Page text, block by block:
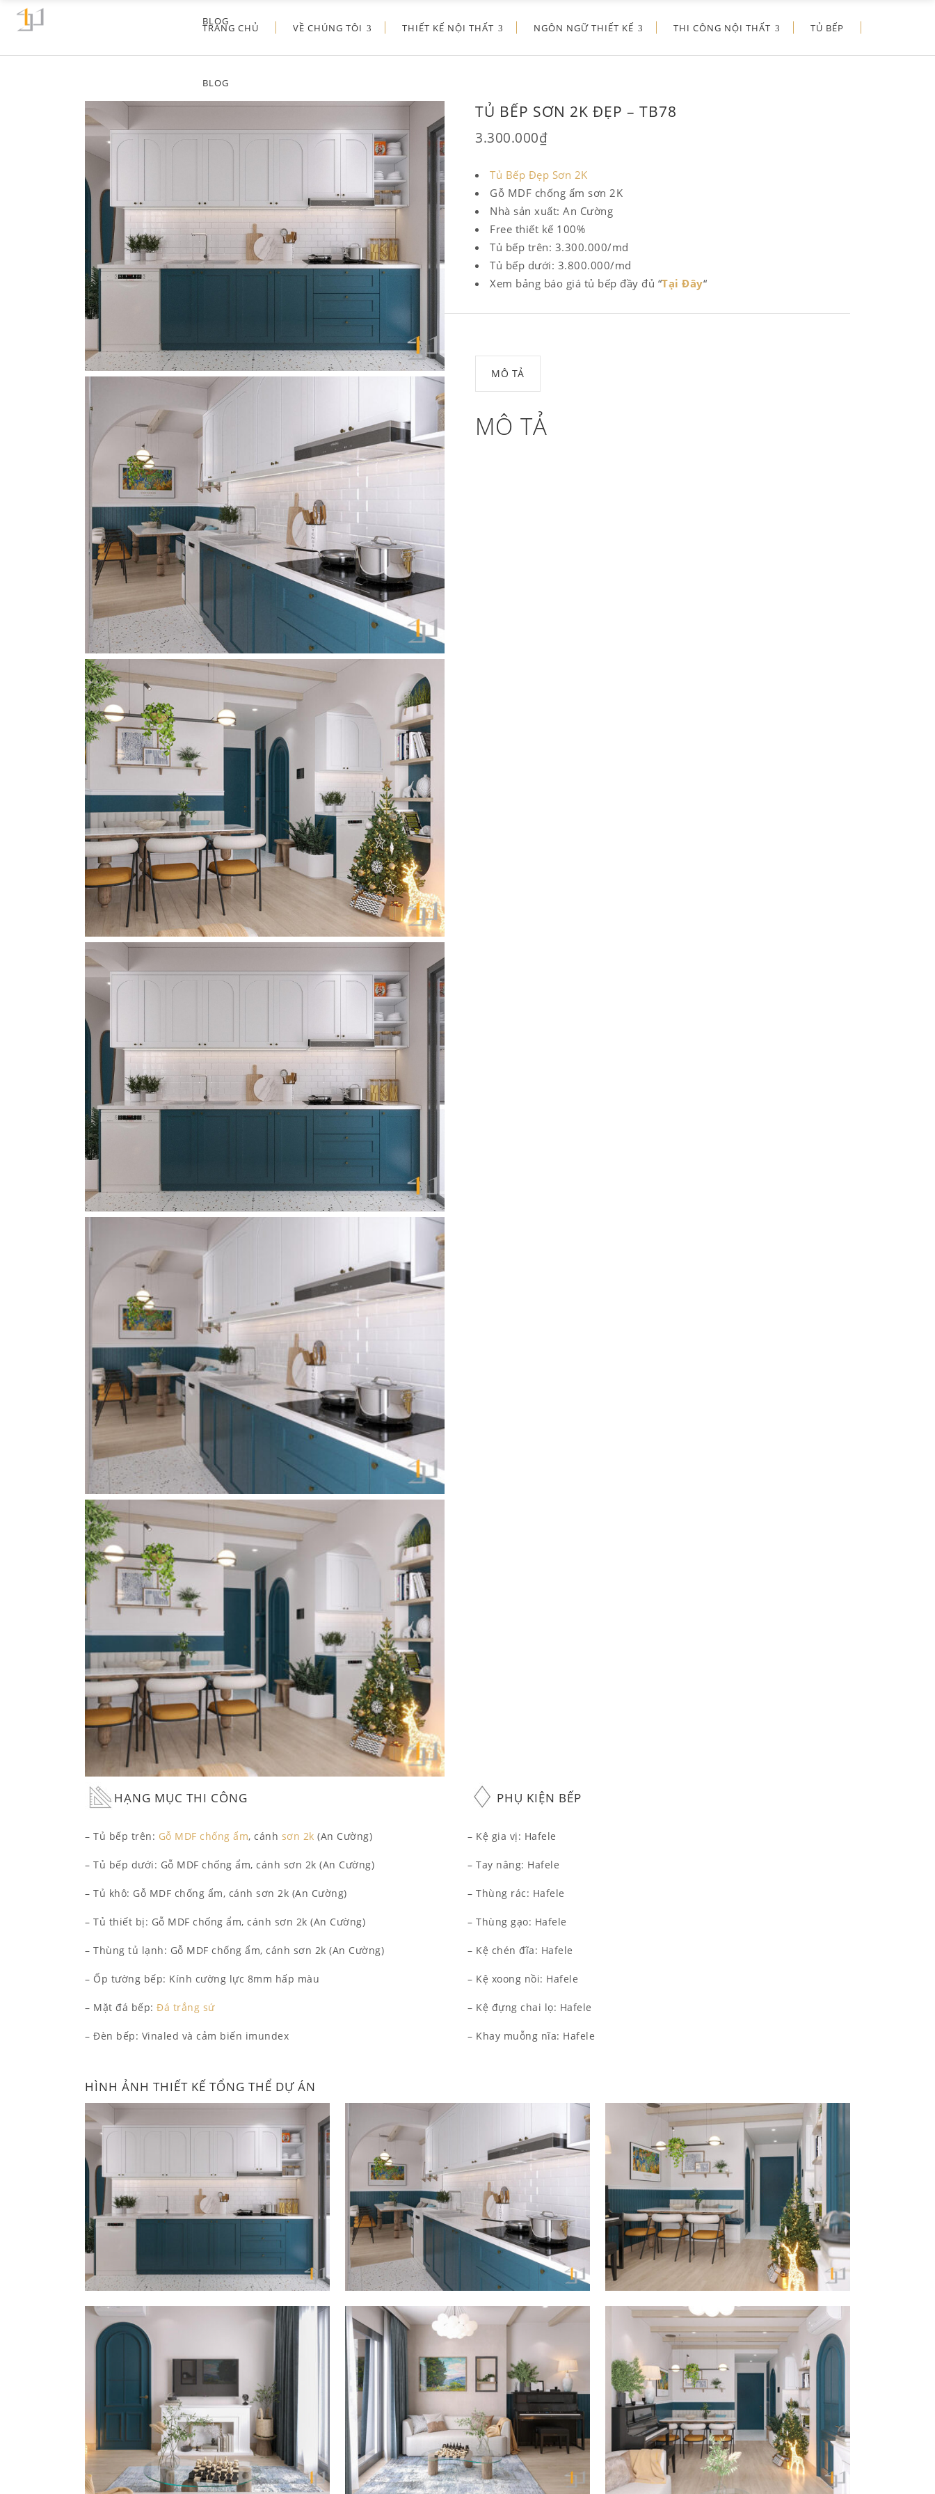
TRANG CHỦ VỀ CHÚNG TÔI THIẾT KẾ NỘI THẤT NGÔN NGỮ THIẾT KẾ THI CÔNG NỘI THẤT TỦ BẾP
BLOG
BLOG
TỦ BẾP SƠN 2K ĐẸP – TB78
3.300.000₫
Tủ Bếp Đẹp Sơn 2K
Gỗ MDF chống ẩm sơn 2K
Nhà sản xuất: An Cường
Free thiết kế 100%
Tủ bếp trên: 3.300.000/md
Tủ bếp dưới: 3.800.000/md
Xem bảng báo giá tủ bếp đầy đủ “Tại Đây“
MÔ TẢ
MÔ TẢ
HẠNG MỤC THI CÔNG
– Tủ bếp trên: Gỗ MDF chống ẩm, cánh sơn 2k (An Cường)
– Tủ bếp dưới: Gỗ MDF chống ẩm, cánh sơn 2k (An Cường)
– Tủ khô: Gỗ MDF chống ẩm, cánh sơn 2k (An Cường)
– Tủ thiết bị: Gỗ MDF chống ẩm, cánh sơn 2k (An Cường)
– Thùng tủ lạnh: Gỗ MDF chống ẩm, cánh sơn 2k (An Cường)
– Ốp tường bếp: Kính cường lực 8mm hấp màu
– Mặt đá bếp: Đá trắng sứ
– Đèn bếp: Vinaled và cảm biến imundex
PHỤ KIỆN BẾP
– Kệ gia vị: Hafele
– Tay nâng: Hafele
– Thùng rác: Hafele
– Thùng gạo: Hafele
– Kệ chén đĩa: Hafele
– Kệ xoong nồi: Hafele
– Kệ đựng chai lọ: Hafele
– Khay muỗng nĩa: Hafele
HÌNH ẢNH THIẾT KẾ TỔNG THỂ DỰ ÁN